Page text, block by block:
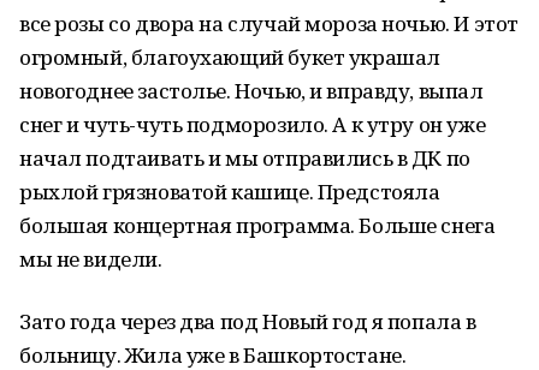
все розы со двора на случай мороза ночью. И этот
огромный, благоухающий букет украшал
новогоднее застолье. Ночью, и вправду, выпал
снег и чуть-чуть подморозило. А к утру он уже
начал подтаивать и мы отправились в ДК по
рыхлой грязноватой кашице. Предстояла
большая концертная программа. Больше снега
мы не видели.
Зато года через два под Новый год я попала в
больницу. Жила уже в Башкортостане.